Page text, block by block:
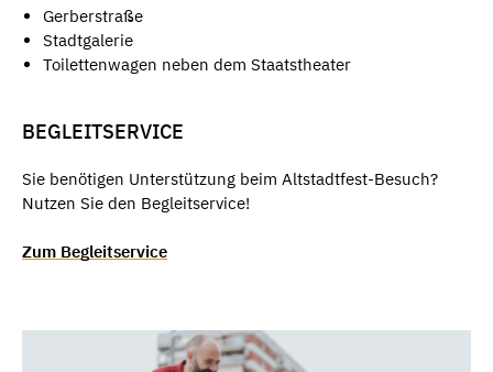
Gerberstraße
Stadtgalerie
Toilettenwagen neben dem Staatstheater​
BEGLEITSERVICE
Sie benötigen Unterstützung beim Altstadtfest-Besuch?
Nutzen Sie den Begleitservice!
Zum Begleitservice